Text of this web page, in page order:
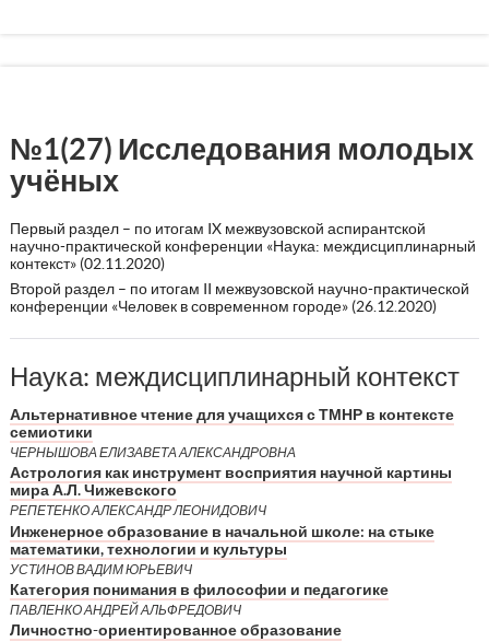
№1(27) Исследования молодых
учёных
Первый раздел – по итогам IX межвузовской аспирантской
научно-практической конференции «Наука: междисциплинарный
контекст» (02.11.2020)
Второй раздел – по итогам II межвузовской научно-практической
конференции «Человек в современном городе» (26.12.2020)
Наука: междисциплинарный контекст
Альтернативное чтение для учащихся с ТМНР в контексте
семиотики
ЧЕРНЫШОВА ЕЛИЗАВЕТА АЛЕКСАНДРОВНА
Астрология как инструмент восприятия научной картины
мира А.Л. Чижевского
РЕПЕТЕНКО АЛЕКСАНДР ЛЕОНИДОВИЧ
Инженерное образование в начальной школе: на стыке
математики, технологии и культуры
УСТИНОВ ВАДИМ ЮРЬЕВИЧ
Категория понимания в философии и педагогике
ПАВЛЕНКО АНДРЕЙ АЛЬФРЕДОВИЧ
Личностно-ориентированное образование